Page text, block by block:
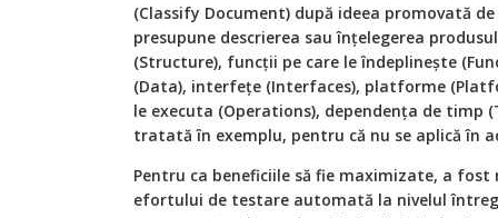
(Classify Document) după ideea promovată de
presupune descrierea sau înțelegerea
(Structure), funcții pe care le îndeplinește
(Data), interfețe (Interfaces), platforme
le executa (Operations), dependența de timp
tratată în exemplu, pentru că nu se aplică în
Pentru ca beneficiile să fie maximizate, a
efortului de testare automată la nivelul